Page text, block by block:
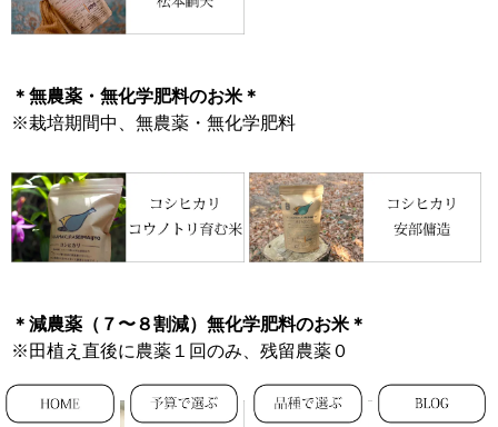
＊無農薬・無化学肥料のお米＊
※栽培期間中、無農薬・無化学肥料
＊減農薬（７〜８割減）無化学肥料のお米＊
※田植え直後に農薬１回のみ、残留農薬０